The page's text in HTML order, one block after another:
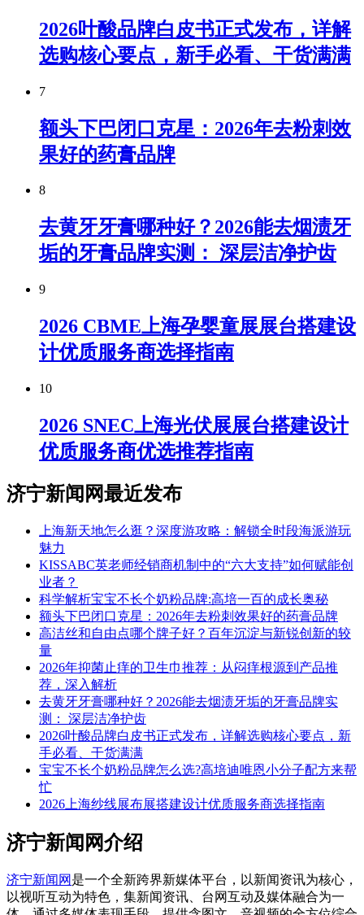
2026叶酸品牌白皮书正式发布，详解
选购核心要点，新手必看、干货满满
7
额头下巴闭口克星：2026年去粉刺效
果好的药膏品牌
8
去黄牙牙膏哪种好？2026能去烟渍牙
垢的牙膏品牌实测： 深层洁净护齿
9
2026 CBME上海孕婴童展展台搭建设
计优质服务商选择指南
10
2026 SNEC上海光伏展展台搭建设计
优质服务商优选推荐指南
济宁新闻网最近发布
上海新天地怎么逛？深度游攻略：解锁全时段海派游玩
魅力
KISSABC英老师经销商机制中的“六大支持”如何赋能创
业者？
科学解析宝宝不长个奶粉品牌:高培一百的成长奥秘
额头下巴闭口克星：2026年去粉刺效果好的药膏品牌
高洁丝和自由点哪个牌子好？百年沉淀与新锐创新的较
量
2026年抑菌止痒的卫生巾推荐：从闷痒根源到产品推
荐，深入解析
去黄牙牙膏哪种好？2026能去烟渍牙垢的牙膏品牌实
测： 深层洁净护齿
2026叶酸品牌白皮书正式发布，详解选购核心要点，新
手必看、干货满满
宝宝不长个奶粉品牌怎么选?高培迪唯恩小分子配方来帮
忙
2026上海纱线展布展搭建设计优质服务商选择指南
济宁新闻网介绍
济宁新闻网 是一个全新跨界新媒体平台，以新闻资讯为核心，
以视听互动为特色，集新闻资讯、台网互动及媒体融合为一